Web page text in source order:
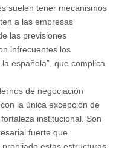
suelen tener mecanismos
a las empresas
las previsiones
infrecuentes los
española”, que complica
de negociación
la única excepción de
institucional. Son
fuerte que